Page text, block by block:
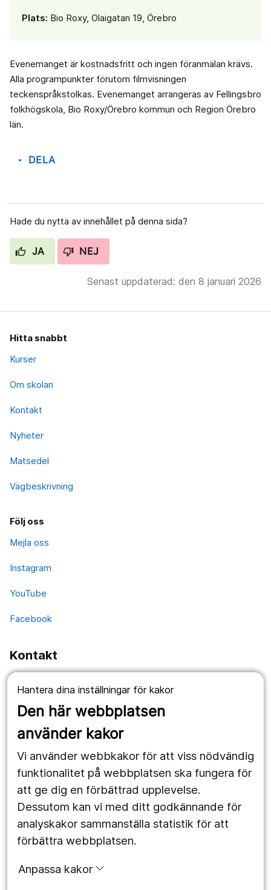
Hantera dina inställningar för kakor
Den här webbplatsen
använder kakor
Vi använder webbkakor för att viss nödvändig
funktionalitet på webbplatsen ska fungera för
att ge dig en förbättrad upplevelse.
Dessutom kan vi med ditt godkännande för
analyskakor sammanställa statistik för att
förbättra webbplatsen.
Anpassa kakor
Plats: Bio Roxy, Olaigatan 19, Örebro
Evenemanget är kostnadsfritt och ingen föranmälan krävs.
Alla programpunkter förutom filmvisningen
teckenspråkstolkas. Evenemanget arrangeras av Fellingsbro
folkhögskola, Bio Roxy/Örebro kommun och Region Örebro
län.
arrow_drop_down DELA
Hade du nytta av innehållet på denna sida?
JA NEJ
Senast uppdaterad: den 8 januari 2026
Hitta snabbt
Kurser
Om skolan
Kontakt
Nyheter
Matsedel
Vägbeskrivning
Följ oss
Mejla oss
Instagram
YouTube
Facebook
Kontakt
Fellingsbro:
Fellingsbro folkhögskola
Postadress: Box 4
Besöksadress: Bergsvägen 2
Örebro:
Fellingsbro folkhögskola
Klerkgatan 16